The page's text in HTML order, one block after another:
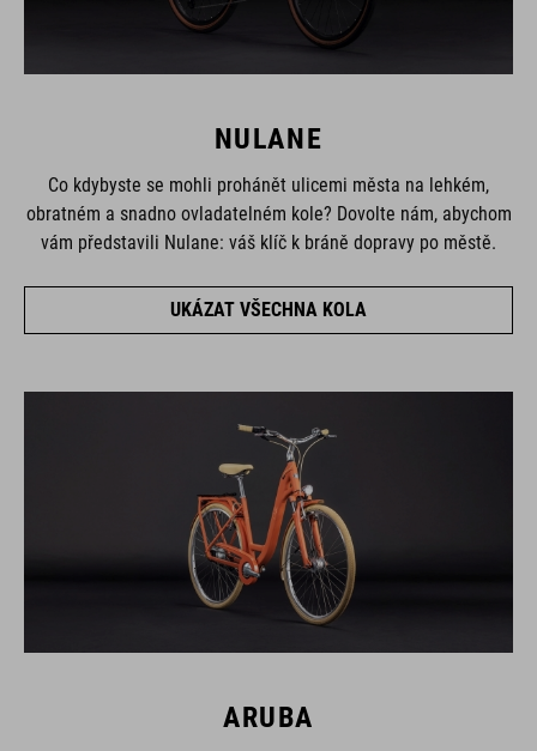
NULANE
Co kdybyste se mohli prohánět ulicemi města na lehkém,
obratném a snadno ovladatelném kole? Dovolte nám, abychom
vám představili Nulane: váš klíč k bráně dopravy po městě.
UKÁZAT VŠECHNA KOLA
ARUBA